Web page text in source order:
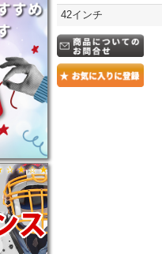
42インチ